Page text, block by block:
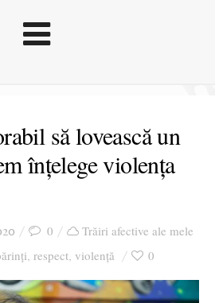
Stari afective
Zice Dunia
Călătorii
Ziua culorii
să lovească un
înțelege violența
0
Trăiri afective ale mele
, respect, violență 0